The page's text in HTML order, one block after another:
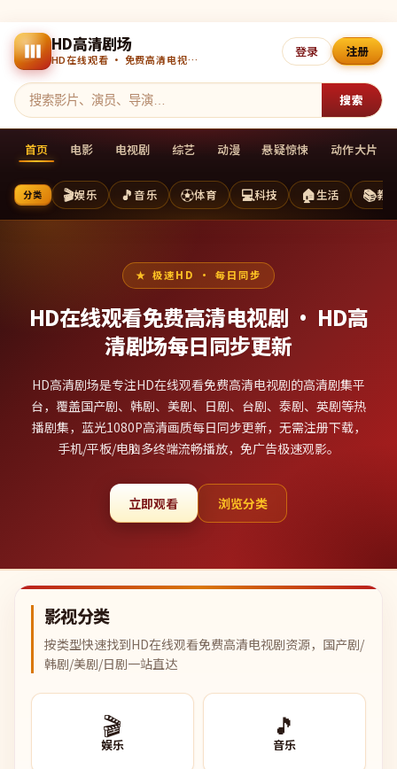
HD高清剧场
HD在线观看 · 免费高清电视剧 · 每日更新
搜索
登录 注册
首页 电影 电视剧 综艺 动漫 悬疑惊悚 动作大片
分类 🎬娱乐 🎵音乐 ⚽体育 💻科技 🏠生活 📚教
极速HD · 每日同步
HD在线观看免费高清电视剧 · HD高
清剧场每日同步更新
HD高清剧场是专注HD在线观看免费高清电视剧的高清剧集平
台，覆盖国产剧、韩剧、美剧、日剧、台剧、泰剧、英剧等热
播剧集，蓝光1080P高清画质每日同步更新，无需注册下载，
手机/平板/电脑多终端流畅播放，免广告极速观影。
立即观看 浏览分类
影视分类
按类型快速找到HD在线观看免费高清电视剧资源，国产剧/
韩剧/美剧/日剧一站直达
🎬
娱乐
🎵
音乐